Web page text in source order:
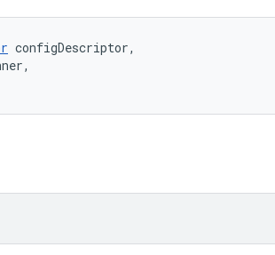
configDescriptor,